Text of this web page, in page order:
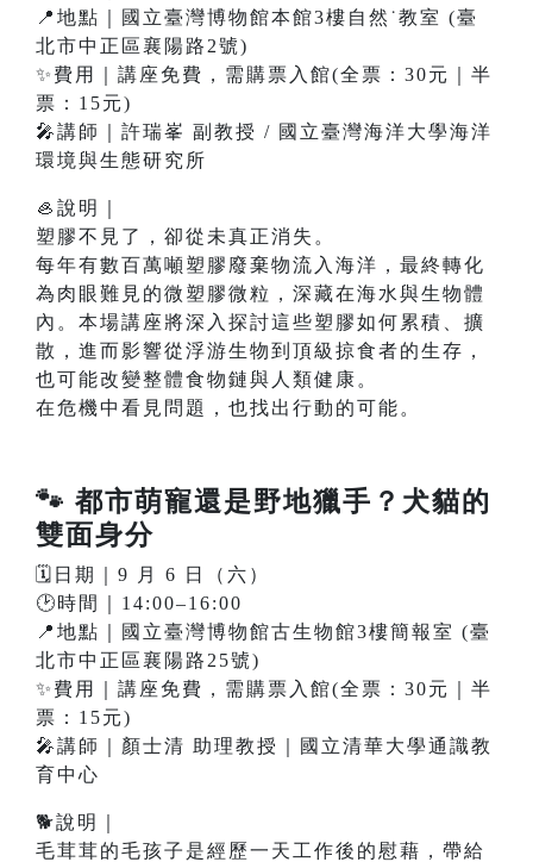
📍地點｜國立臺灣博物館本館3樓自然˙教室 (臺
北市中正區襄陽路2號)
✨費用｜講座免費，需購票入館(全票：30元｜半
票：15元)
🎤講師｜許瑞峯 副教授 / 國立臺灣海洋大學海洋
環境與生態研究所
🦪說明｜
塑膠不見了，卻從未真正消失。
每年有數百萬噸塑膠廢棄物流入海洋，最終轉化
為肉眼難見的微塑膠微粒，深藏在海水與生物體
內。本場講座將深入探討這些塑膠如何累積、擴
散，進而影響從浮游生物到頂級掠食者的生存，
也可能改變整體食物鏈與人類健康。
在危機中看見問題，也找出行動的可能。
🐾 都市萌寵還是野地獵手？犬貓的
雙面身分
🗓️日期｜9 月 6 日（六）
🕑時間｜14:00–16:00
📍地點｜國立臺灣博物館古生物館3樓簡報室 (臺
北市中正區襄陽路25號)
✨費用｜講座免費，需購票入館(全票：30元｜半
票：15元)
🎤講師｜顏士清 助理教授｜國立清華大學通識教
育中心
🐕說明｜
毛茸茸的毛孩子是經歷一天工作後的慰藉，帶給